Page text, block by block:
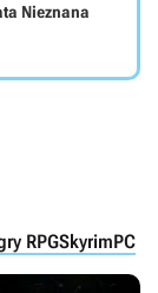
Nieznana
RPGSkyrimPC